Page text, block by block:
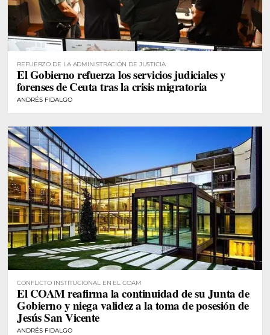
REFUERZO DE LA ADMINISTRACIÓN DE JUSTICIA
El Gobierno refuerza los servicios judiciales y
forenses de Ceuta tras la crisis migratoria
ANDRÉS FIDALGO
CONFLICTO INSTITUCIONAL EN EL COAM
El COAM reafirma la continuidad de su Junta de
Gobierno y niega validez a la toma de posesión de
Jesús San Vicente
ANDRÉS FIDALGO